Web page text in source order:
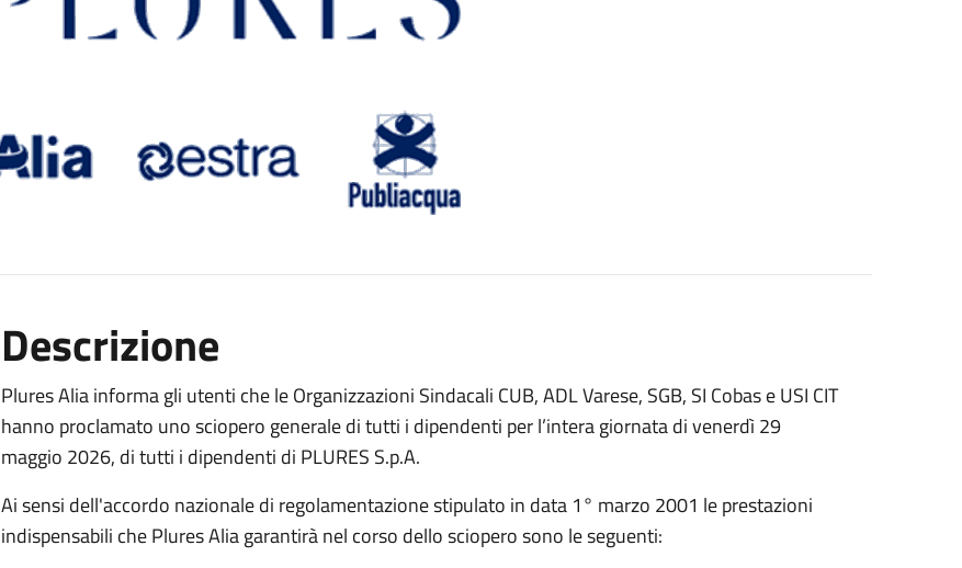
Descrizione
PluresAlia informa gli utenti che le Organizzazioni Sindacali CUB, ADL Varese, SGB, SI Cobas e USI CIT
hanno proclamato uno sciopero generale di tutti i dipendenti per l’intera giornata di venerdì 29
maggio 2026, di tutti i dipendenti di PLURES S.p.A.
Ai sensi dell'accordo nazionale di regolamentazione stipulato in data 1° marzo 2001 le prestazioni
indispensabili che Plures Alia garantirà nel corso dello sciopero sono le seguenti: